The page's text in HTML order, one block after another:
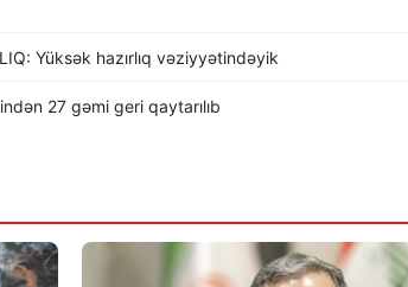
Yüksək hazırlıq vəziyyətindəyik
27 gəmi geri qaytarılıb